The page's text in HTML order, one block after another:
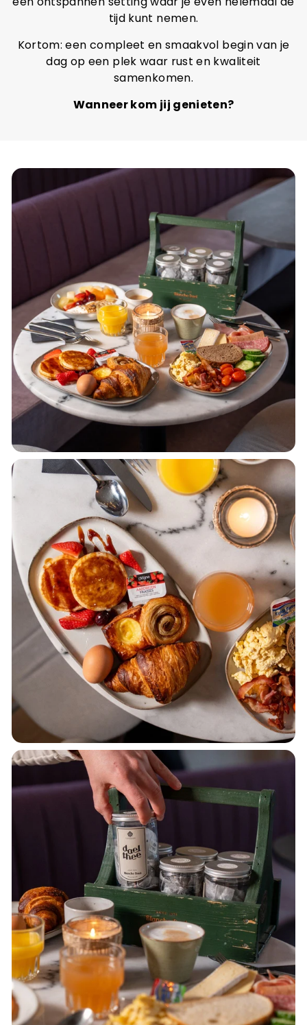
tijd kunt nemen.
Kortom: een compleet en smaakvol begin van je
dag op een plek waar rust en kwaliteit
samenkomen.
Wanneer kom jij genieten?